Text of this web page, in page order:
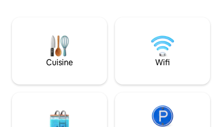
l'assainissement. ⦿ Distances : Ravello
(3 km) Amalfi (1,5 km) Atrani (1 km)
Positano (17 km) Minori (2,5 km) Île de
Capri (en bateau).
locaux, chaises
Sant'Agata sui
avec des
trattoria, un
Cuisine Wifi